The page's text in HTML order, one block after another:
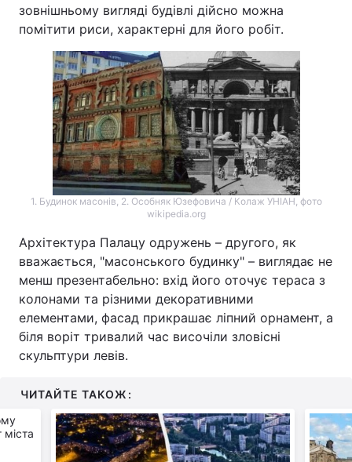
зовнішньому вигляді будівлі дійсно можна
помітити риси, характерні для його робіт.
1. Будинок масонів, 2. Особняк Юзефовича / Колаж УНІАН, фото
wikipedia.org
Архітектура Палацу одружень – другого, як
вважається, "масонського будинку" – виглядає не
менш презентабельно: вхід його оточує тераса з
колонами та різними декоративними
елементами, фасад прикрашає ліпний орнамент, а
біля воріт тривалий час височіли зловісні
скульптури левів.
ЧИТАЙТЕ ТАКОЖ: